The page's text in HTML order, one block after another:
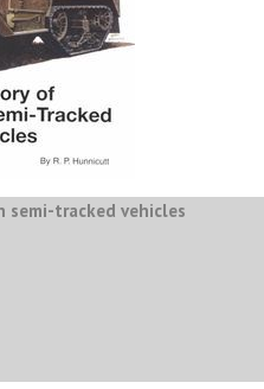
semi-tracked vehicles